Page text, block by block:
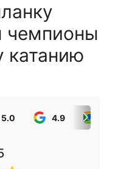
чемпионы
катанию
5.0 4.9